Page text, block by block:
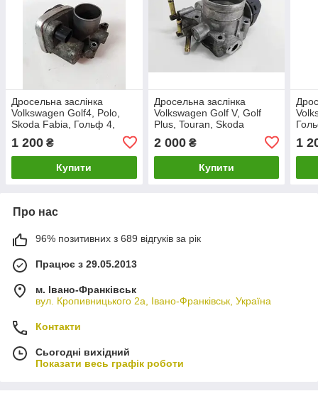
Дросельна заслінка
Volkswagen Golf4, Polo,
Skoda Fabia, Гольф 4,
Поло, Фабія. 1,4-1,2 16V.
036133062N.
1 200 ₴
Купити
Дросельна заслінка
Volkswagen Golf V, Golf
Plus, Touran, Skoda
06A133062A.
2 000₴
Купити
1
Про нас
96% позитивних з 689 відгуків за рік
Працює з 29.05.2013
м. Івано-Франківськ
вул. Кропивницького 2а, Івано-Франківськ, Україна
Контакти
Сьогодні вихідний
Показати весь графік роботи